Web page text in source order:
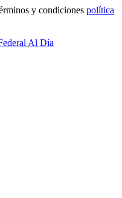
y condiciones política